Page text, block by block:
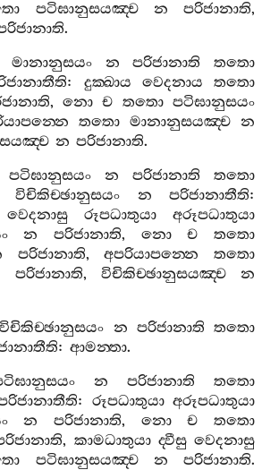
පටිඝානුසයඤ‍්ච න පරිජානාති,
.
මානානුසයං න පරිජානාති
තතො
: දුක‍්ඛාය වෙදනාය
තතො
,නො ච තතො පටිඝානුසයං
තතො මානානුසයඤ‍්ච න
න පරිජානාති.
පටිඝානුසයං න පරිජානාති
තතො
විචිකිච‍්ඡානුසයං න පරිජානාතීති:
වෙදනාසු රූපධාතුයා
අරූපධාතුයා
න පරිජානාති, නො ච
තතො
පරිජානාති,අපරියාපන‍්නෙ
තතො
පරිජානාති, විචිකිච‍්ඡානුසයඤ‍්ච
න
විචිකිච‍්ඡානුසයං න පරිජානාති තතො
: ආමන‍්තා.
න පරිජානාති
තතො
: රූපධාතුයා අරූපධාතුයා
න පරිජානාති, නො ච
තතො
, කාමධාතුයා ද‍්වීසු වෙදනාසු
පටිඝානුසයඤ‍්ච න පරිජානාති.